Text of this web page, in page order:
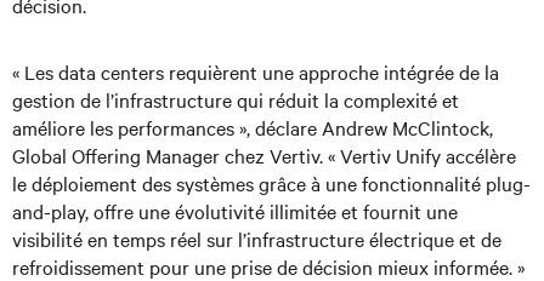
« Les data centers requièrent une approche intégrée de la
gestion de l’infrastructure qui réduit la complexité et
améliore les performances », déclare Andrew McClintock,
Global Offering Manager chez Vertiv. « Vertiv Unify accélère
le déploiement des systèmes grâce à une fonctionnalité plug-
and-play, offre une évolutivité illimitée et fournit une
visibilité en temps réel sur l’infrastructure électrique et de
refroidissement pour une prise de décision mieux informée. »